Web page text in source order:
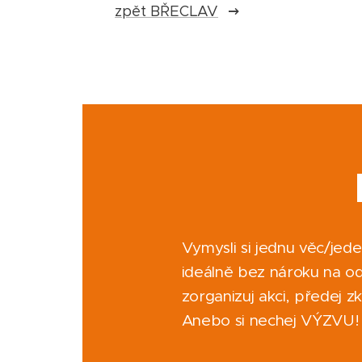
zpět BŘECLAV
Vymysli si jednu věc/
ideálně bez nároku na
zorganizuj akci, předej
Anebo si nechej